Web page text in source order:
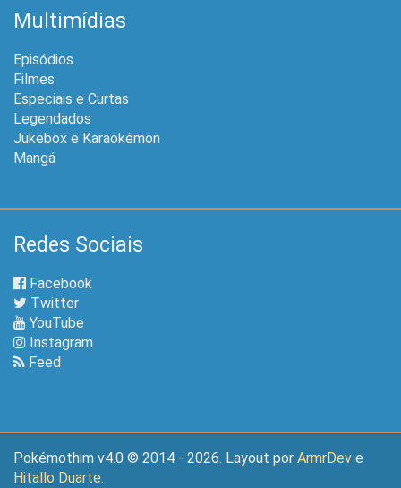
Multimídias
Episódios
Filmes
Especiais e Curtas
Legendados
Jukebox e Karaokémon
Mangá
Redes Sociais
Facebook
Twitter
YouTube
Instagram
Feed
Pokémothim v4.0 © 2014 - 2026. Layout por ArmrDev e
Hitallo Duarte.